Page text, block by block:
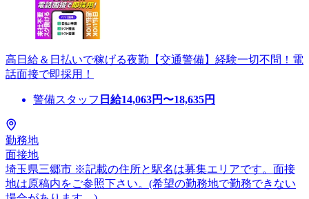
高日給＆日払いで稼げる夜勤【交通警備】経験一切不問！電
話面接で即採用！
警備スタッフ 日給14,063円〜18,635円
勤務地
面接地
埼玉県三郷市 ※記載の住所と駅名は募集エリアです。面接
地は原稿内をご参照下さい。(希望の勤務地で勤務できない